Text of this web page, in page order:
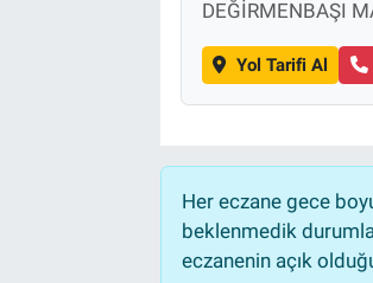
DEĞİRMENBAŞI
Yol Tarifi Al
Her eczane gece
beklenmedik
eczanenin açık